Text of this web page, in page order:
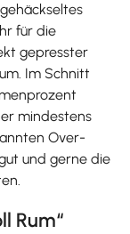
für die
gepresster
Im Schnitt
mindestens
Over-
und gerne die
Rum“